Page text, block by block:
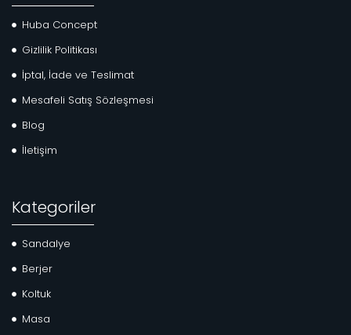
Huba Concept
Gizlilik Politikası
İptal, İade ve Teslimat
Mesafeli Satış Sözleşmesi
Blog
İletişim
Kategoriler
Sandalye
Berjer
Koltuk
Masa